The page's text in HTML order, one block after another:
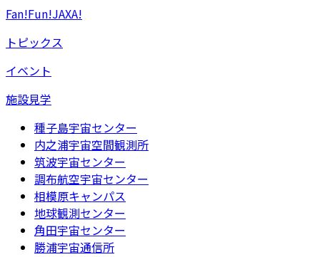
Fan!Fun!JAXA!
トピックス
イベント
施設見学
種子島宇宙センター
内之浦宇宙空間観測所
筑波宇宙センター
調布航空宇宙センター
相模原キャンパス
地球観測センター
角田宇宙センター
勝浦宇宙通信所